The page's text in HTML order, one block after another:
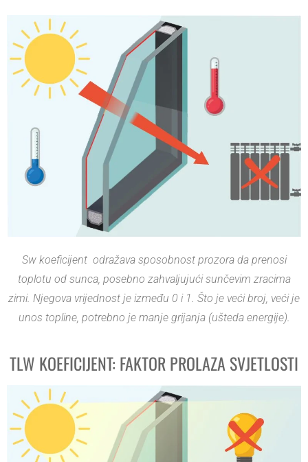
Sw koeficijent odražava sposobnost prozora da prenosi
toplotu od sunca, posebno zahvaljujući sunčevim zracima
zimi. Njegova vrijednost je između 0 i 1. Što je veći broj, veći je
unos topline, potrebno je manje grijanja (ušteda energije).
TLW KOEFICIJENT: FAKTOR PROLAZA SVJETLOSTI